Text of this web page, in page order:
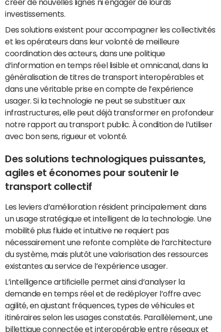
créer de nouvelles lignes ni engager de lourds
investissements.
Des solutions existent pour accompagner les collectivités
et les opérateurs dans leur volonté de meilleure
coordination des acteurs, dans une politique
d’information en temps réel lisible et omnicanal, dans la
généralisation de titres de transport interopérables et
dans une véritable prise en compte de l’expérience
usager. Si la technologie ne peut se substituer aux
infrastructures, elle peut déjà transformer en profondeur
notre rapport au transport public. À condition de l’utiliser
avec bon sens, rigueur et volonté.
Des solutions technologiques puissantes,
agiles et économes pour soutenir le
transport collectif
Les leviers d’amélioration résident principalement dans
un usage stratégique et intelligent de la technologie. Une
mobilité plus fluide et intuitive ne requiert pas
nécessairement une refonte complète de l’architecture
du système, mais plutôt une valorisation des ressources
existantes au service de l’expérience usager.
L’intelligence artificielle permet ainsi d’analyser la
demande en temps réel et de redéployer l’offre avec
agilité, en ajustant fréquences, types de véhicules et
itinéraires selon les usages constatés. Parallèlement, une
billettique connectée et interopérable entre réseaux et